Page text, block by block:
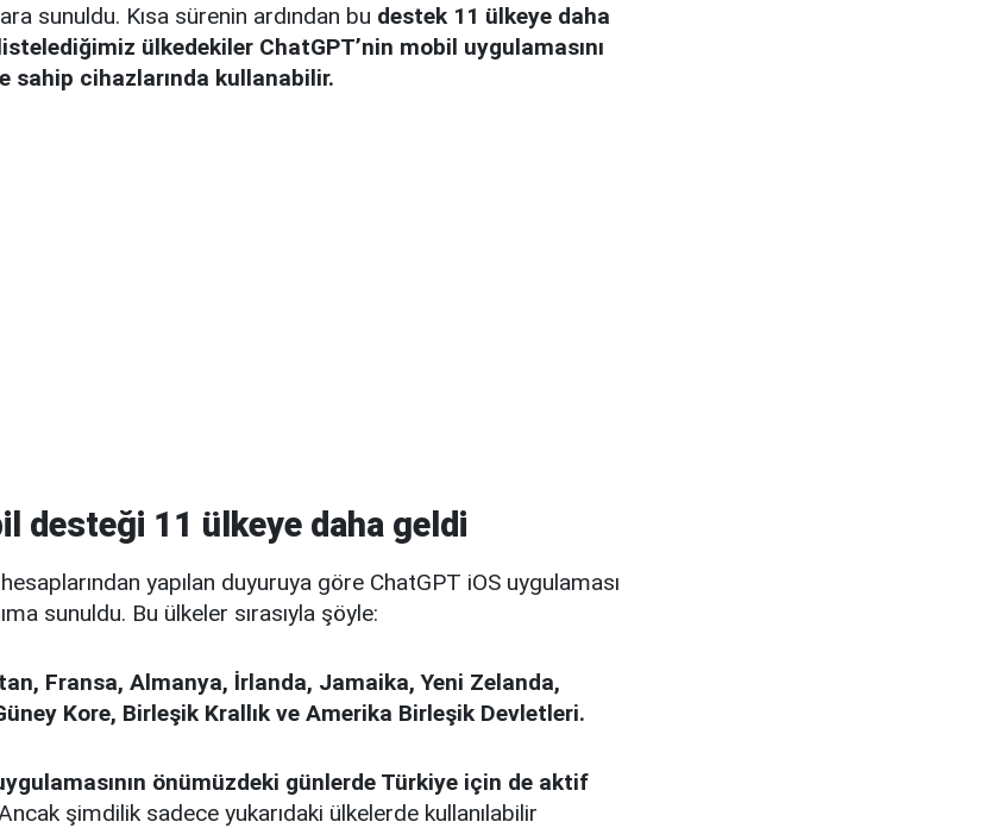
sunuldu. Kısa sürenin ardından bu destek 11 ülkeye daha
ülkedekiler ChatGPT’nin mobil uygulamasını
sahip cihazlarında kullanabilir.
desteği 11 ülkeye daha geldi
yapılan duyuruya göre ChatGPT iOS uygulaması
sunuldu. Bu ülkeler sırasıyla şöyle:
Fransa, Almanya, İrlanda, Jamaika, Yeni Zelanda,
Kore, Birleşik Krallık ve Amerika Birleşik Devletleri.
önümüzdeki günlerde Türkiye için de aktif
şimdilik sadece yukarıdaki ülkelerde kullanılabilir